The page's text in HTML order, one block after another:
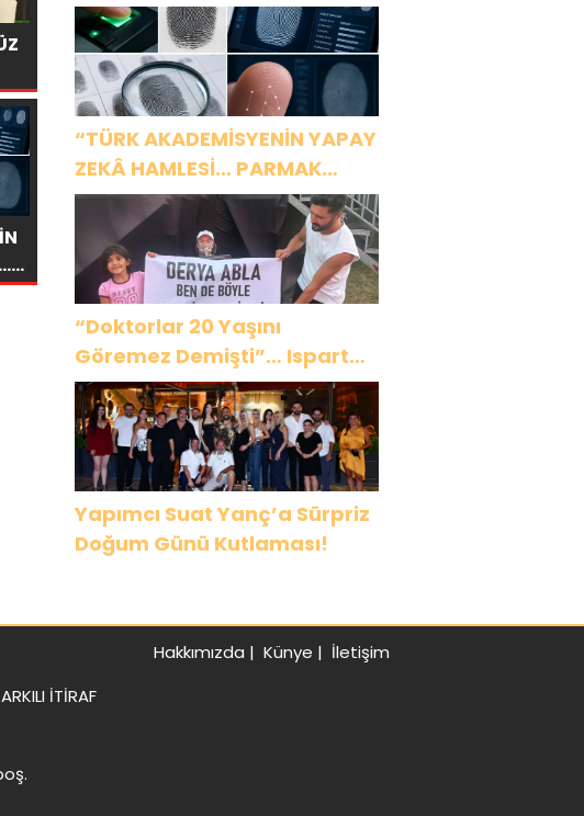
“TÜRK AKADEMİSYENİN YAPAY
ZEKÂ HAMLESİ… PARMAK
İZİNDEN KİŞİYE ÖZEL ANALİZ”
“Doktorlar 20 Yaşını
Göremez Demişti”… Ispartalı
Çağlar Özyiğit’in Derya
Bedavacı Buluşması
Duygulandırdı
Yapımcı Suat Yanç’a Sürpriz
Doğum Günü Kutlaması!
Hakkımızda | Künye | İletişim
İTİRAF